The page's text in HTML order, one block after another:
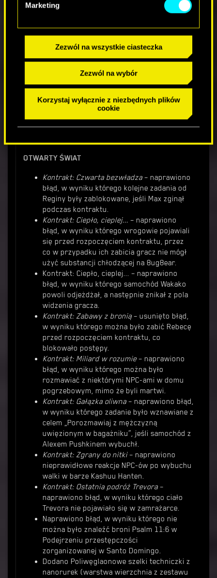
Marketing
Zezwól na wszystkie ciasteczka
Zezwól na wybór
Korzystaj wyłącznie z niezbędnych plików
cookie
opcjonalny „Poczekaj na okazję, żeby po
Kwestia czasu
– naprawiono problem, w
wyniku którego zapisywanie gry mogło
zostać trwale wyłączone po sekwencji
Braindance'u.
Bilet wstępu– naprawiono błąd, w wyniku
którego przerwanie zadania mogło
skutkować zatrzymaniem całej muzyki
bojowej.
OTWARTY ŚWIAT
Kontrakt: Czwarta bezwładza – naprawiono
błąd, w wyniku którego kolejne zadania od
Reginy były zablokowane, jeśli Max zginął
podczas kontraktu.
Kontrakt: Ciepło, cieplej... – naprawiono
błąd, w wyniku którego wrogowie pojawiali
się przed rozpoczęciem kontraktu, przez
co w przypadku ich zabicia gracz nie mógł
użyć substancji chłodzącej na 8ug8ear.
Kontrakt: Ciepło, cieplej... – naprawiono
błąd, w wyniku którego samochód Wakako
powoli odjeżdżał, a następnie znikał z pola
widzenia gracza.
Kontrakt: Zabawy z bronią – usunięto błąd,
w wyniku którego można było zabić Rebecę
przed rozpoczęciem kontraktu, co
blokowało postępy.
Kontrakt: Miliard w rozumie– naprawiono
błąd, w wyniku którego można było
rozmawiać z niektórymi NPC-ami w domu
pogrzebowym, mimo że byli martwi.
Kontrakt: Gałązka oliwna – naprawiono błąd,
w wyniku którego zadanie było wznawiane z
celem „Porozmawiaj z mężczyzną
uwięzionym w bagażniku”, jeśli samochód z
Alexem Pushkinem wybuchł.
Kontrakt: Zgrany do nitki– naprawiono
nieprawidłowe reakcje NPC-ów po wybuchu
walki w barze Kashuu Hanten.
Kontrakt: Ostatnia podróż Trevora –
naprawiono błąd, w wyniku którego ciało
Trevora nie pojawiało się w zamrażarce.
Naprawiono błąd, w wyniku którego nie
można było znaleźć broni Psalm 11:6 w
Podejrzeniu przestępczości
zorganizowanej w Santo Domingo.
Dodano Poliwęglaonowe szelki techniczki z
nanorurek (warstwa wierzchnia z zestawu